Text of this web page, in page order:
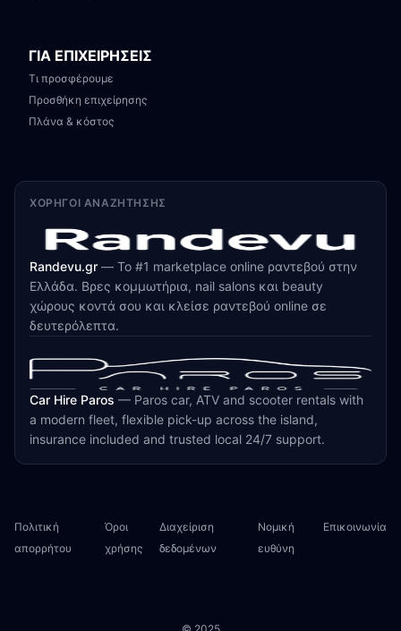
ΓΙΑ ΕΠΙΧΕΙΡΗΣΕΙΣ
Τι προσφέρουμε
Προσθήκη επιχείρησης
Πλάνα & κόστος
ΧΟΡΗΓΟΊ ΑΝΑΖΉΤΗΣΗΣ
Randevu.gr — Το #1 marketplace online ραντεβού στην
Ελλάδα. Βρες κομμωτήρια, nail salons και beauty
χώρους κοντά σου και κλείσε ραντεβού online σε
δευτερόλεπτα.
Car Hire Paros — Paros car, ATV and scooter rentals with
a modern fleet, flexible pick-up across the island,
insurance included and trusted local 24/7 support.
Πολιτική
απορρήτου
Όροι
χρήσης
Διαχείριση
δεδομένων
Νομική
ευθύνη
Επικοινωνία